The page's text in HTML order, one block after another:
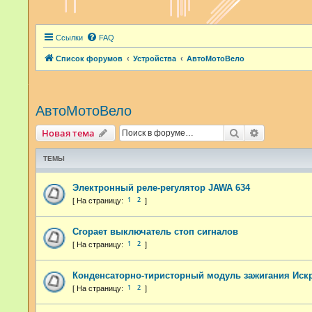
Ссылки FAQ
Список форумов Устройства АвтоМотоВело
АвтоМотоВело
Новая тема Поиск
ТЕМЫ
Электронный реле-регулятор JAWA 634
1 2
Сгорает выключатель стоп сигналов
1 2
Конденсаторно-тиристорный модуль зажигания
1 2